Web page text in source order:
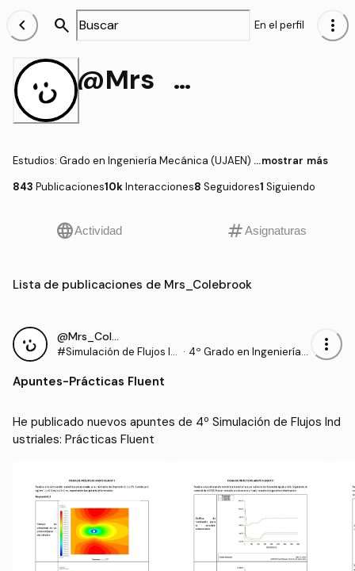
chevron_left search En el perfil more_vert
@Mrs_Colebrook
Estudios: Grado en Ingeniería Mecánica (UJAEN) ...mostrar más
843 Publicaciones10kInteracciones8 Seguidores1 Siguiendo
languageActividad tagAsignaturas
Lista de publicaciones de Mrs_Colebrook
@Mrs_Colebrook
#Simulación de Flujos In · 4º Grado en Ingeniería
more_vert
Apuntes-Prácticas Fluent
He publicado nuevos apuntes de 4º Simulación de Flujos Ind
ustriales: Prácticas Fluent